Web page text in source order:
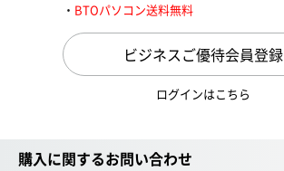
BTOパソコン送料無料
ビジネスご優待会員登録
ログインはこちら
購入に関するお問い合わせ